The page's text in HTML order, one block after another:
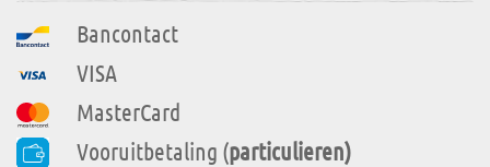
Bancontact
VISA
MasterCard
Vooruitbetaling (particulieren)